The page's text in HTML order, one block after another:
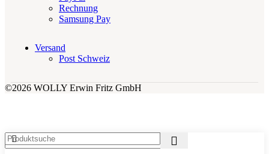
Rechnung
Samsung Pay
Versand
Post Schweiz
©2026 WOLLY Erwin Fritz GmbH